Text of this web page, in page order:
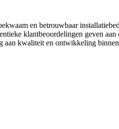
en betrouwbaar
klantbeoordelingen geven
kwaliteit en ontwikkeling binnen